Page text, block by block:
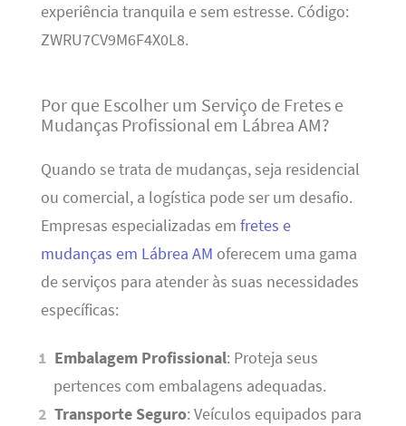
experiência tranquila e sem estresse. Código:
ZWRU7CV9M6F4X0L8.
Por que Escolher um Serviço de Fretes e
Mudanças Profissional em Lábrea AM?
Quando se trata de mudanças, seja residencial
ou comercial, a logística pode ser um desafio.
Empresas especializadas em fretes e
mudanças em Lábrea AM oferecem uma gama
de serviços para atender às suas necessidades
específicas:
Embalagem Profissional: Proteja seus
pertences com embalagens adequadas.
Transporte Seguro: Veículos equipados para